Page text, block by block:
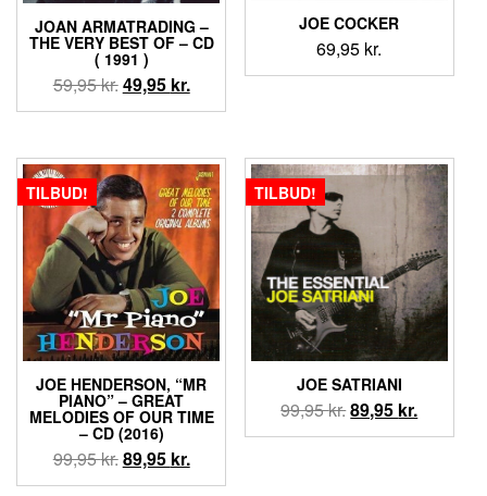
JOAN ARMATRADING ‎–
THE VERY BEST OF – CD
( 1991 )
59,95kr.Den
oprindelige
var:
59,95 kr..
49,95 kr.Den
aktuelle
er:
49,95 kr..
JOE COCKER
69,95 kr.
TILBUD!
JOE HENDERSON, “MR
PIANO” – GREAT
MELODIES OF OUR TIME
– CD (2016)
99,95kr.Den
oprindelige
89,95 kr.Den
aktuelle
TILBUD!
JOE SATRIANI
99,95kr.Den
oprindelige
89,95 kr.Den
aktuelle